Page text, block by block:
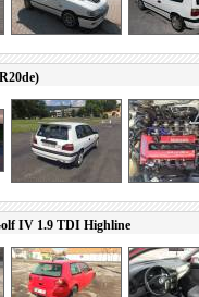
IV 1.9 TDI Highline